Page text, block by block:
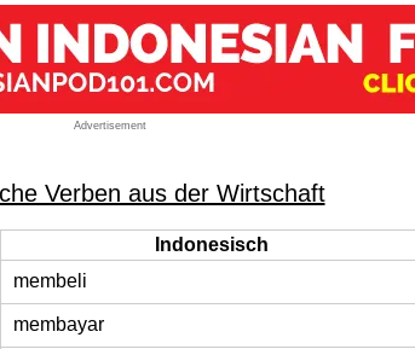
Advertisement
Verben aus der Wirtschaft
Indonesisch
membeli
membayar